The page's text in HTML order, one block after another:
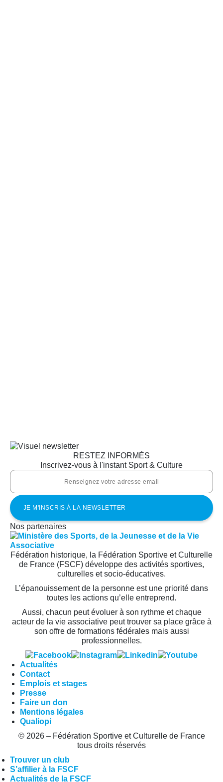
RESTEZ INFORMÉS
Inscrivez-vous à l'instant Sport & Culture
Nos partenaires
Fédération historique, la Fédération Sportive et Culturelle
de France (FSCF) développe des activités sportives,
culturelles et socio-éducatives.
L’épanouissement de la personne est une priorité dans
toutes les actions qu’elle entreprend.
Aussi, chacun peut évoluer à son rythme et chaque
acteur de la vie associative peut trouver sa place grâce à
son offre de formations fédérales mais aussi
professionnelles.
Actualités
Contact
Emplois et stages
Presse
Faire un don
Mentions légales
Qualiopi
© 2026 – Fédération Sportive et Culturelle de France
tous droits réservés
Trouver un club
S’affilier à la FSCF
Actualités de la FSCF